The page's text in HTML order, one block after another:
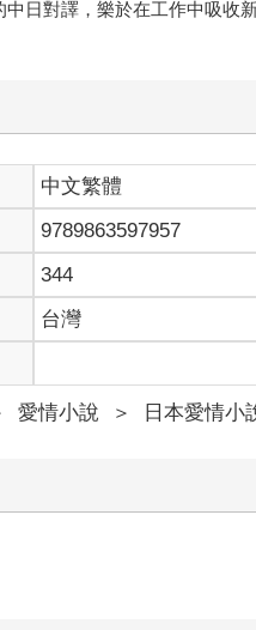
日對譯，樂於在工作中吸收
中文繁體
9789863597957
344
台灣
愛情小說 ＞ 日本愛情小